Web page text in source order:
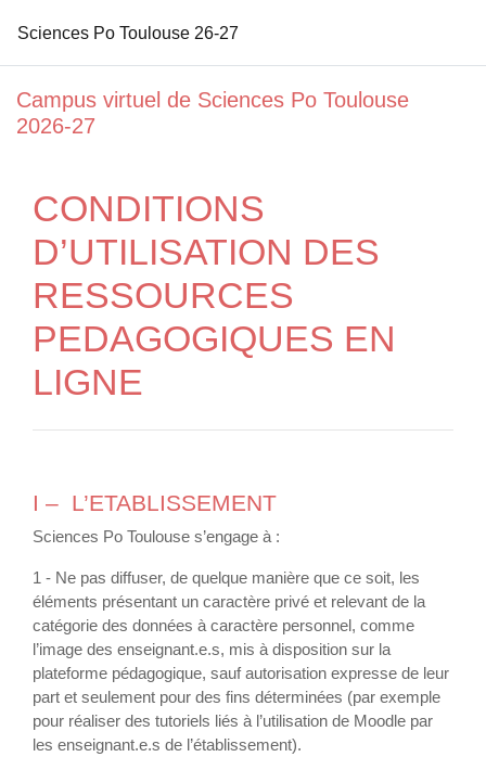
Sciences Po Toulouse 26-27
Campus virtuel de Sciences Po Toulouse
2026-27
CONDITIONS
D’UTILISATION DES
RESSOURCES
PEDAGOGIQUES EN
LIGNE
I – L’ETABLISSEMENT
Sciences Po Toulouse s’engage à :
1 - Ne pas diffuser, de quelque manière que ce soit, les
éléments présentant un caractère privé et relevant de la
catégorie des données à caractère personnel, comme
l’image des enseignant.e.s, mis à disposition sur la
plateforme pédagogique, sauf autorisation expresse de leur
part et seulement pour des fins déterminées (par exemple
pour réaliser des tutoriels liés à l’utilisation de Moodle par
les enseignant.e.s de l’établissement).